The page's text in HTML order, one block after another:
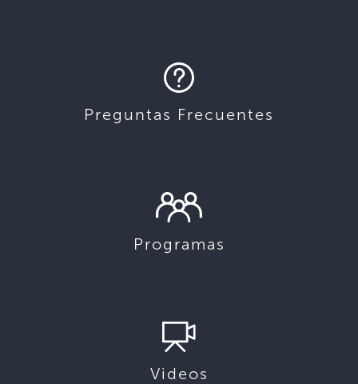
Preguntas Frecuentes
Programas
Videos